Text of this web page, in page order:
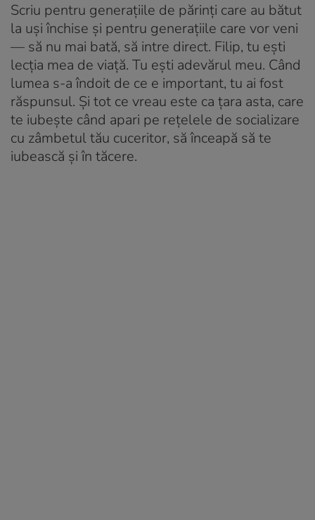
Scriu pentru generațiile de părinți care au bătut
la uși închise și pentru generațiile care vor veni
— să nu mai bată, să intre direct. Filip, tu ești
lecția mea de viață. Tu ești adevărul meu. Când
lumea s-a îndoit de ce e important, tu ai fost
răspunsul. Și tot ce vreau este ca țara asta, care
te iubește când apari pe rețelele de socializare
cu zâmbetul tău cuceritor, să înceapă să te
iubească și în tăcere.